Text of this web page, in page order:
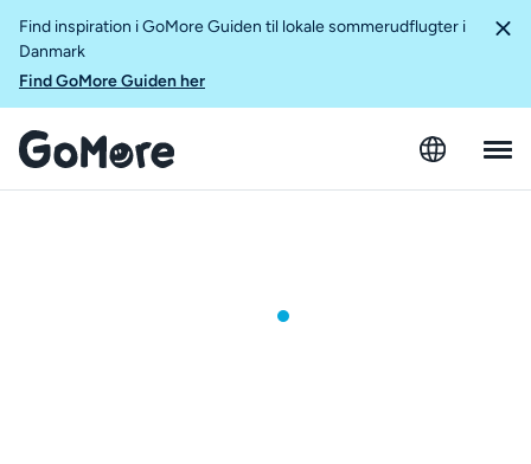
Find inspiration i GoMore Guiden til lokale sommerudflugter i
Danmark
Find GoMore Guiden her